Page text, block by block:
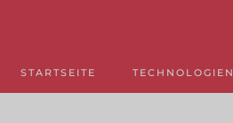
STARTSEITE TECHNOLOGIEN